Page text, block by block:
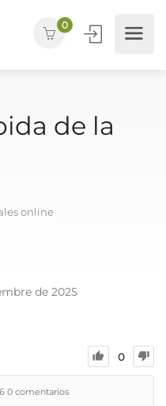
0
de la
online
de 2025
0
0 comentarios